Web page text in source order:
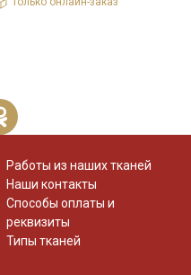
Работы из наших тканей
Наши контакты
Способы оплаты и
реквизиты
Типы тканей